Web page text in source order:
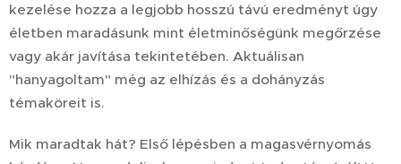
kezelése hozza a legjobb hosszú távú eredményt úgy
életben maradásunk mint életminőségünk megőrzése
vagy akár javítása tekintetében. Aktuálisan
"hanyagoltam" még az elhízás és a dohányzás
témaköreit is.
Mik maradtak hát? Első lépésben a magasvérnyomás